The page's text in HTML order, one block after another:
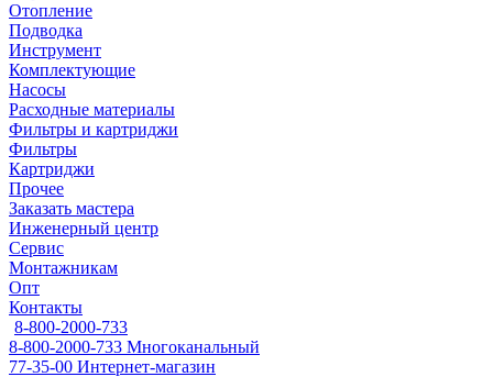
Отопление
Подводка
Инструмент
Комплектующие
Насосы
Расходные материалы
Фильтры и картриджи
Фильтры
Картриджи
Прочее
Заказать мастера
Инженерный центр
Сервис
Монтажникам
Опт
Контакты
8-800-2000-733
8-800-2000-733 Многоканальный
77-35-00 Интернет-магазин